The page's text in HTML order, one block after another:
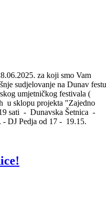
za koji smo Vam
sudjelovanje na Dunav festu
umjetničkog festivala (
u sklopu projekta "Zajedno
sati - Dunavska Šetnica -
DJ Pedja od 17 - 19.15.